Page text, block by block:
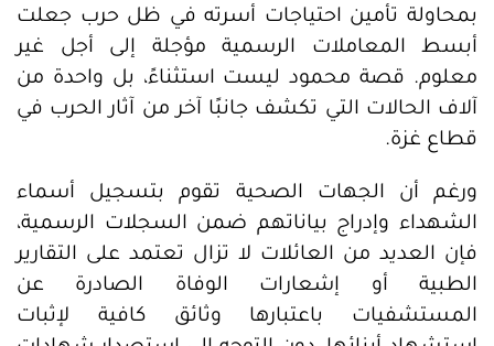
بمحاولة تأمين احتياجات أسرته في ظل حرب جعلت
أبسط المعاملات الرسمية مؤجلة إلى أجل غير
معلوم. قصة محمود ليست استثناءً، بل واحدة من
آلاف الحالات التي تكشف جانبًا آخر من آثار الحرب في
قطاع غزة.
ورغم أن الجهات الصحية تقوم بتسجيل أسماء
الشهداء وإدراج بياناتهم ضمن السجلات الرسمية،
فإن العديد من العائلات لا تزال تعتمد على التقارير
الطبية أو إشعارات الوفاة الصادرة عن
المستشفيات باعتبارها وثائق كافية لإثبات